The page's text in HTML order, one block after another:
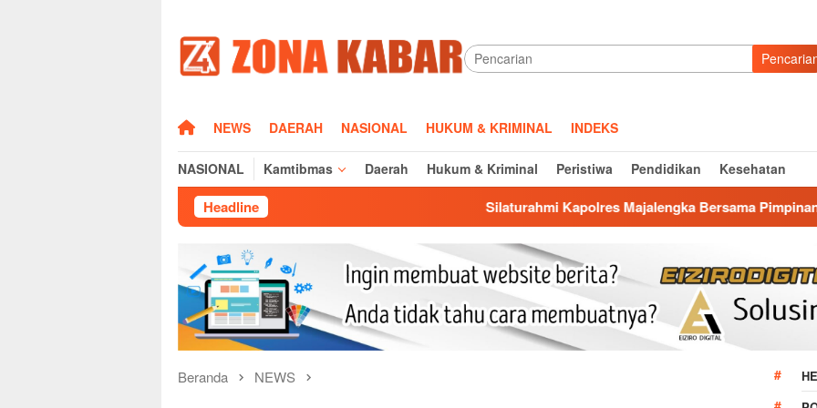
konten
HOMENEWS DAERAH NASIONAL HUKUM & KRIMINAL INDEKS
NASIONAL Kamtibmas Daerah Hukum & Kriminal Peristiwa Pendidikan Kesehatan
Headline Silaturahmi Kapolres Majalengka Bersama Pimpinan DPRD, Bangun
Beranda NEWS